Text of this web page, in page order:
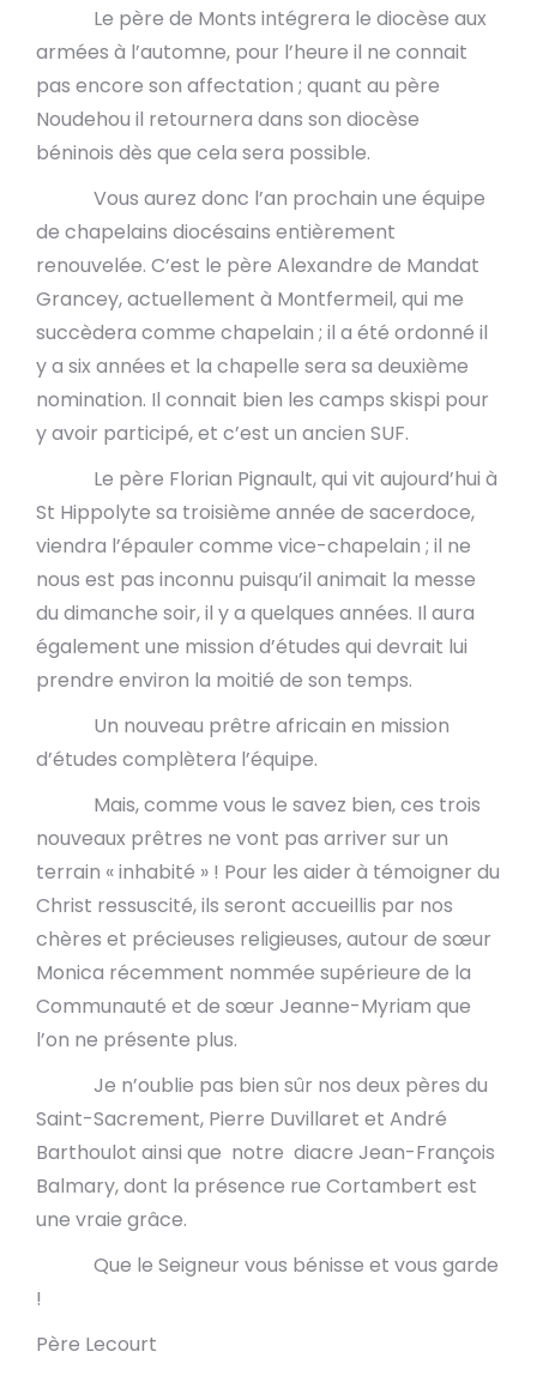
Le père de Monts intégrera le diocèse aux
armées à l’automne, pour l’heure il ne connait
pas encore son affectation ; quant au père
Noudehou il retournera dans son diocèse
béninois dès que cela sera possible.
Vous aurez donc l’an prochain une équipe
de chapelains diocésains entièrement
renouvelée. C’est le père Alexandre de Mandat
Grancey, actuellement à Montfermeil, qui me
succèdera comme chapelain ; il a été ordonné il
y a six années et la chapelle sera sa deuxième
nomination. Il connait bien les camps skispi pour
y avoir participé, et c’est un ancien SUF.
Le père Florian Pignault, qui vit aujourd’hui à
St Hippolyte sa troisième année de sacerdoce,
viendra l’épauler comme vice-chapelain ; il ne
nous est pas inconnu puisqu’il animait la messe
du dimanche soir, il y a quelques années. Il aura
également une mission d’études qui devrait lui
prendre environ la moitié de son temps.
Un nouveau prêtre africain en mission
d’études complètera l’équipe.
Mais, comme vous le savez bien, ces trois
nouveaux prêtres ne vont pas arriver sur un
terrain « inhabité » ! Pour les aider à témoigner du
Christ ressuscité, ils seront accueillis par nos
chères et précieuses religieuses, autour de sœur
Monica récemment nommée supérieure de la
Communauté et de sœur Jeanne-Myriam que
l’on ne présente plus.
Je n’oublie pas bien sûr nos deux pères du
Saint-Sacrement, Pierre Duvillaret et André
Barthoulot ainsi que notre diacre Jean-François
Balmary, dont la présence rue Cortambert est
une vraie grâce.
Que le Seigneur vous bénisse et vous garde
!
Père Lecourt